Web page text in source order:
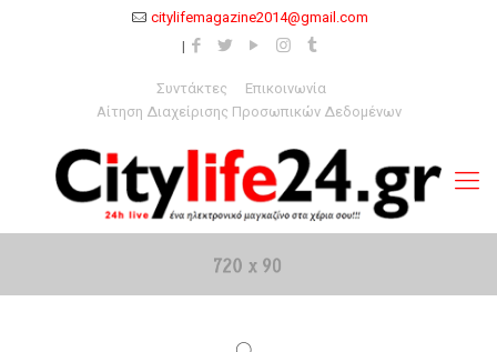
citylifemagazine2014@gmail.com
Συντάκτες
Επικοινωνία
Αίτηση Διαχείρισης Προσωπικών Δεδομένων